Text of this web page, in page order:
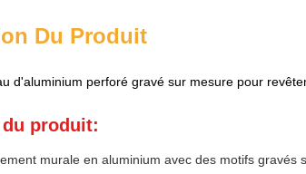
Du Produit
d'aluminium perforé gravé sur mesure pour
produit:
murale en aluminium avec des motifs